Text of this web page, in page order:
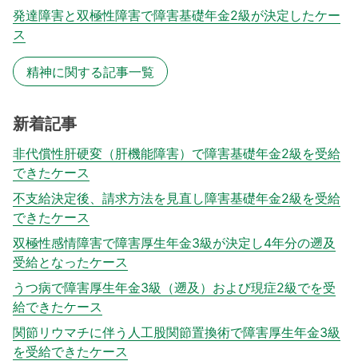
発達障害と双極性障害で障害基礎年金2級が決定したケー
ス
精神に関する記事一覧
新着記事
非代償性肝硬変（肝機能障害）で障害基礎年金2級を受給
できたケース
不支給決定後、請求方法を見直し障害基礎年金2級を受給
できたケース
双極性感情障害で障害厚生年金3級が決定し4年分の遡及
受給となったケース
うつ病で障害厚生年金3級（遡及）および現症2級でを受
給できたケース
関節リウマチに伴う人工股関節置換術で障害厚生年金3級
を受給できたケース